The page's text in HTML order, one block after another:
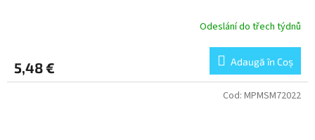
Odeslání do třech týdnů
5,48 € Adaugă în Coş
Cod: MPMSM72022